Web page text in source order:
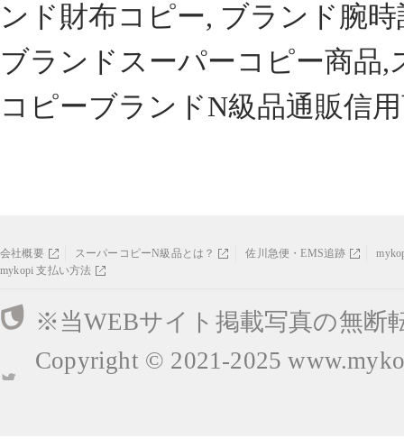
ンド財布コピー, ブランド腕
ブランドスーパーコピー商品
コピーブランドN級品通販信
会社概要 スーパーコピーN級品とは？ 佐川急便・EMS追跡
mykopi 支払い方法
※当WEBサイト掲載写真の無断
Copyright © 2021-2025